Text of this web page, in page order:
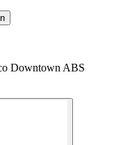
Downtown ABS